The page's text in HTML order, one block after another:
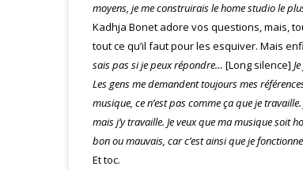
moyens, je me construirais le home studio le
Kadhja Bonet adore vos questions, mais,
tout ce qu’il faut pour les esquiver. Mais
sais pas si je peux répondre… [Long silence]
Les gens me demandent toujours mes
musique, ce n’est pas comme ça que je travaille.
mais j’y travaille. Je veux que ma musique soit
bon ou mauvais, car c’est ainsi que je
Et toc.